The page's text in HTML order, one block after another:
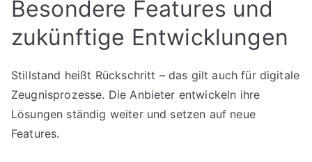
Besondere Features und
zukünftige Entwicklungen
Stillstand heißt Rückschritt – das gilt auch für digitale
Zeugnisprozesse. Die Anbieter entwickeln ihre
Lösungen ständig weiter und setzen auf neue
Features.